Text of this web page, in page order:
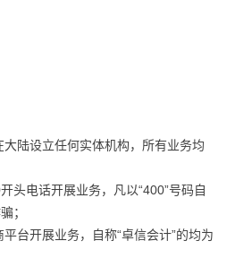
陆设立任何实体机构，所有业务均
头电话开展业务，凡以“400”号码自
；
台开展业务，自称“卓信会计”的均为